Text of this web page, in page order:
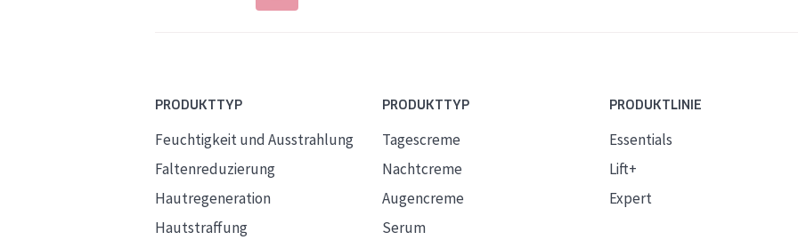
PRODUKTTYP
Feuchtigkeit und Ausstrahlung
Faltenreduzierung
Hautregeneration
Hautstraffung
PRODUKTTYP
Tagescreme
Nachtcreme
Augencreme
Serum
PRODUKTLINIE
Essentials
Lift+
Expert